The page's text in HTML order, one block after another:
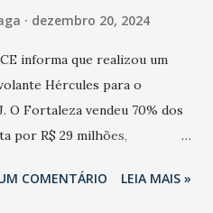
dezembro 20, 2024
informa que realizou um
Hércules para o
O Fortaleza vendeu 70% dos
por R$ 29 milhões,
do atacante Moisés para o
COMENTÁRIO LEIA MAIS »